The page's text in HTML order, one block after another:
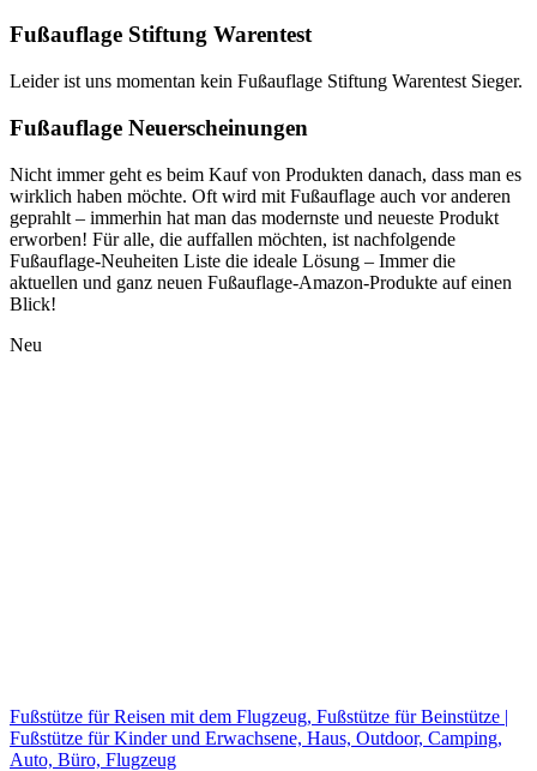
Fußauflage Stiftung Warentest
Leider ist uns momentan kein Fußauflage Stiftung Warentest Sieger.
Fußauflage Neuerscheinungen
Nicht immer geht es beim Kauf von Produkten danach, dass man es
wirklich haben möchte. Oft wird mit Fußauflage auch vor anderen
geprahlt – immerhin hat man das modernste und neueste Produkt
erworben! Für alle, die auffallen möchten, ist nachfolgende
Fußauflage-Neuheiten Liste die ideale Lösung – Immer die
aktuellen und ganz neuen Fußauflage-Amazon-Produkte auf einen
Blick!
Neu
Fußstütze für Reisen mit dem Flugzeug, Fußstütze für Beinstütze |
Fußstütze für Kinder und Erwachsene, Haus, Outdoor, Camping,
Auto, Büro, Flugzeug